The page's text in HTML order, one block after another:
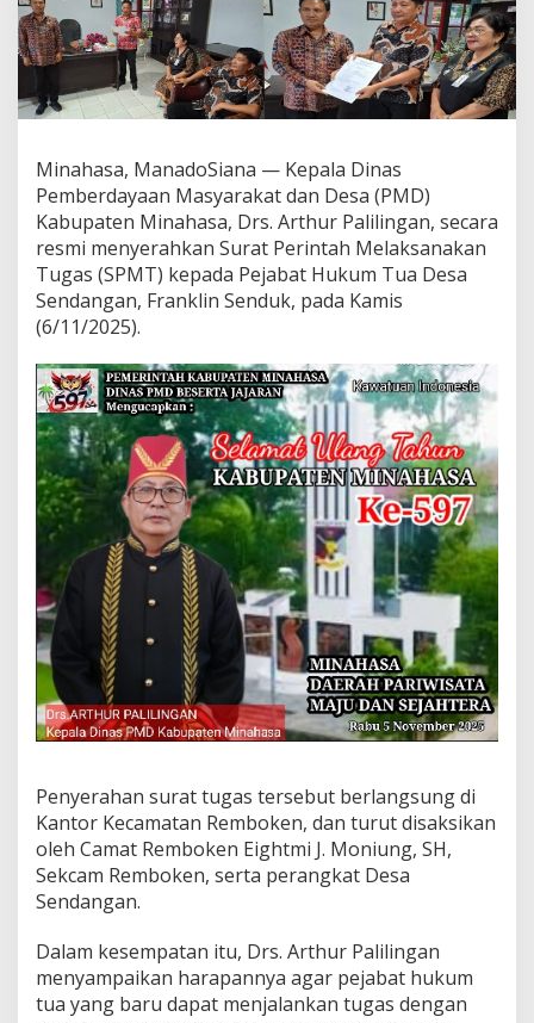
r
a
h
k
n
S
u
r
a
t
P
e
n
t
a
h
M
e
l
a
k
s
a
n
a
k
a
n
T
u
a
s
P
j
.
u
m
T
Minahasa, ManadoSiana — Kepala Dinas
Pemberdayaan Masyarakat dan Desa (PMD)
Kabupaten Minahasa, Drs. Arthur Palilingan, secara
resmi menyerahkan Surat Perintah Melaksanakan
Tugas (SPMT) kepada Pejabat Hukum Tua Desa
Sendangan, Franklin Senduk, pada Kamis
(6/11/2025).
Penyerahan surat tugas tersebut berlangsung di
Kantor Kecamatan Remboken, dan turut disaksikan
oleh Camat Remboken Eightmi J. Moniung, SH,
Sekcam Remboken, serta perangkat Desa
Sendangan.
Dalam kesempatan itu, Drs. Arthur Palilingan
menyampaikan harapannya agar pejabat hukum
tua yang baru dapat menjalankan tugas dengan